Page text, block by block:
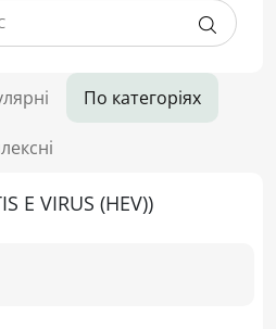
По категоріях
E VIRUS (HEV))